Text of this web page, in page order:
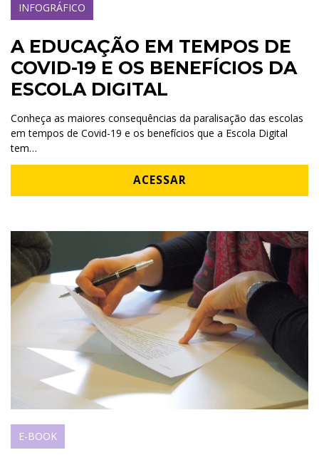
INFOGRÁFICO
A EDUCAÇÃO EM TEMPOS DE
COVID-19 E OS BENEFÍCIOS DA
ESCOLA DIGITAL
Conheça as maiores consequências da paralisação das escolas
em tempos de Covid-19 e os benefícios que a Escola Digital
tem…
ACESSAR
E-BOOK